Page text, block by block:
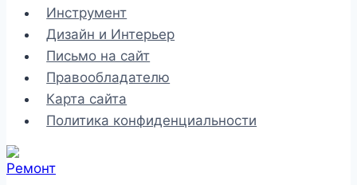
Инструмент
Дизайн и Интерьер
Письмо на сайт
Правообладателю
Карта сайта
Политика конфиденциальности